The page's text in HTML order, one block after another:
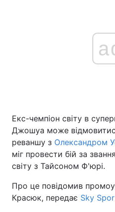
Головна
Україна
Економіка
Спорт
Екс-чемпіон світу в
Джошуа може
реваншу з Олександром
міг провести бій за
світу з Тайсоном Ф'юрі.
Про це повідомив
Красюк, передає Sky